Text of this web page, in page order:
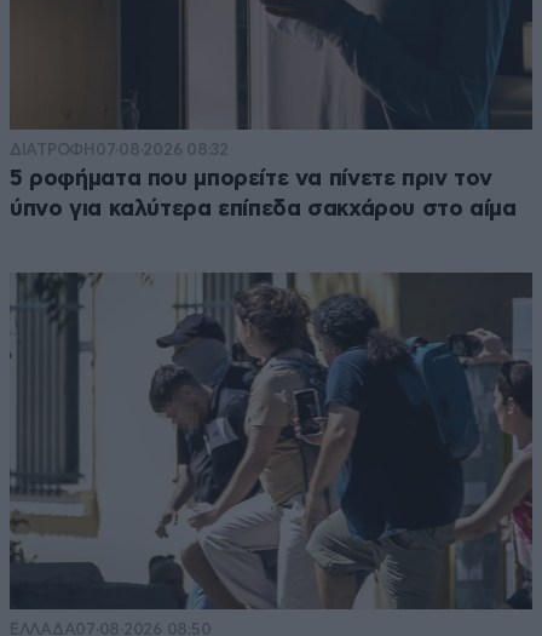
ΔΙΑΤΡΟΦΗ 07·08·2026 08:32
5 ροφήματα που μπορείτε να πίνετε πριν τον
ύπνο για καλύτερα επίπεδα σακχάρου στο αίμα
ΕΛΛΑΔΑ07·08·2026 08:50